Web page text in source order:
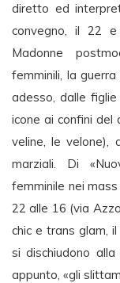
diretto ed
convegno, il 22
Madonne
femminili, la
adesso, dalle
icone ai confini
veline, le velone),
marziali. Di
femminile nei
22 alle 16 (via
chic e trans glam,
si dischiudono
appunto, «gli